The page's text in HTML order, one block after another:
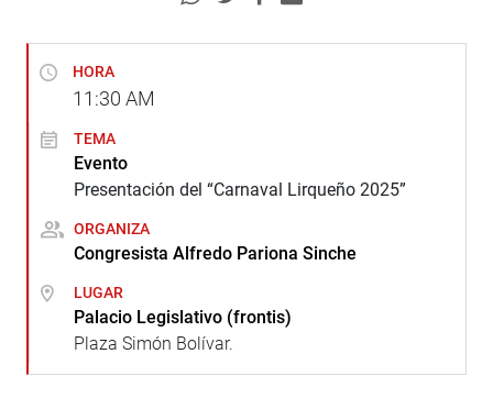
HORA
11:30 AM
TEMA
Evento
Presentación del “Carnaval Lirqueño 2025”
ORGANIZA
Congresista Alfredo Pariona Sinche
LUGAR
Palacio Legislativo (frontis)
Plaza Simón Bolívar.